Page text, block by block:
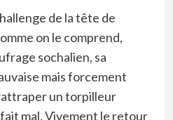
de la tête de
on le comprend,
sochalien, sa
mais forcement
un torpilleur
mal. Vivement le retour